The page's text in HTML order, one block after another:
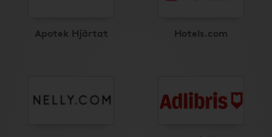
Apotek Hjärtat Hotels.com